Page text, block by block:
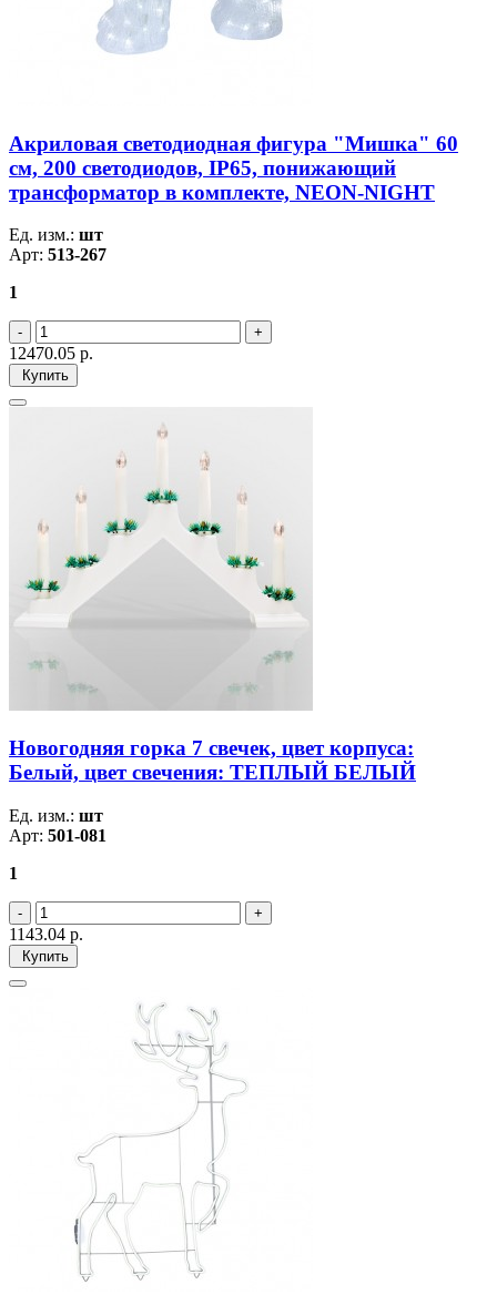
Акриловая светодиодная фигура "Мишка" 60
см, 200 светодиодов, IP65, понижающий
трансформатор в комплекте, NEON-NIGHT
Ед. изм.: шт
Арт: 513-267
1
12470.05 р.
Купить
Новогодняя горка 7 свечек, цвет корпуса:
Белый, цвет свечения: ТЕПЛЫЙ БЕЛЫЙ
Ед. изм.: шт
Арт: 501-081
1
1143.04 р.
Купить